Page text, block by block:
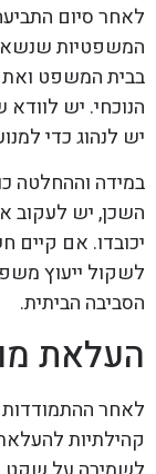
לאחר סיום
המשפטיות
בבית המשפט
הנוכחי. יש
יש לנהוג כדי
במידה וההחלטה
השכן, יש לעקוב
יכובדו. אם קיים
לשקול ייעוץ
הסביבה הביתית.
העלאת
לאחר ההתמודדות
קהילתיות